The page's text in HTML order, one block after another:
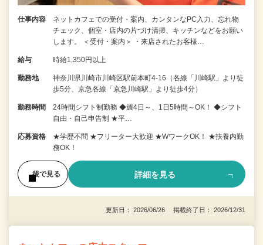
仕事内容
ネットカフェでの受付・案内、カンタンなPC入力、忘れ物
チェック、個室・店内の片づけ清掃、キッチンなどをお願い
します。 ＜受付・案内＞ ・来店されたお客様…
給与 時給1,350円以上
勤務地
神奈川県川崎市川崎区駅前本町4-16（各線「川崎駅」より徒
歩5分、京急各線「京急川崎駅」より徒歩4分）
勤務時間
24時間シフト制勤務 ◆週4日～、1日5時間～OK！ ◆シフト
自由・自己申告制 ★平…
応募資格
★学歴不問 ★フリーター大歓迎 ★WワークOK！ ★扶養内勤
務OK！
後で見る 詳細を見る
更新日： 2026/06/26 掲載終了日： 2026/12/31